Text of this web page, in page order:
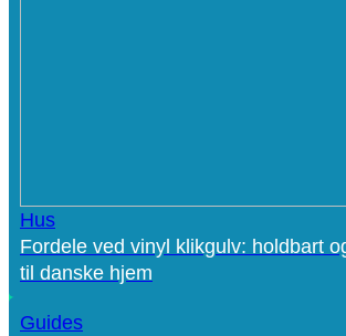
Hus
Fordele ved vinyl klikgulv: holdbart
til danske hjem
Guides